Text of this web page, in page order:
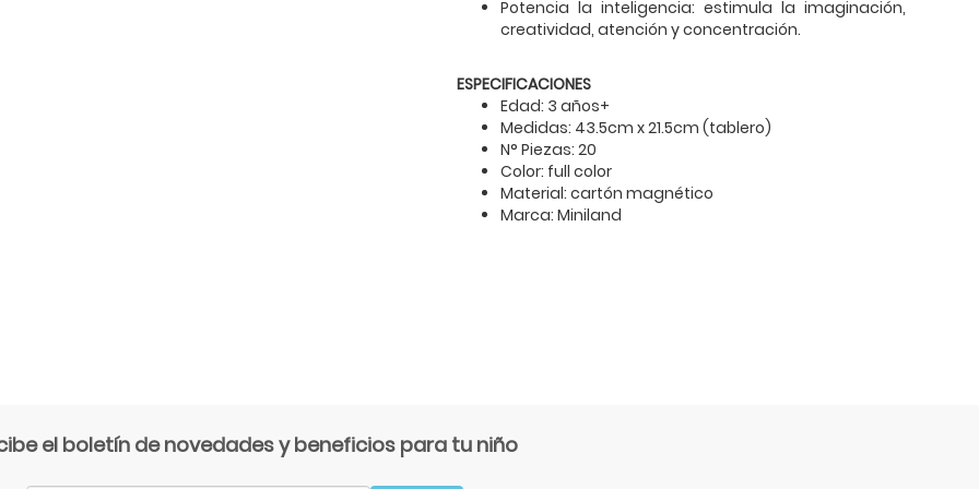
Potencia la inteligencia: estimula la imaginación,
creatividad, atención y concentración.
ESPECIFICACIONES
Edad: 3 años+
Medidas: 43.5cm x 21.5cm (tablero)
N° Piezas: 20
Color: full color
Material: cartón magnético
Marca: Miniland
el boletín de novedades y beneficios para tu niño